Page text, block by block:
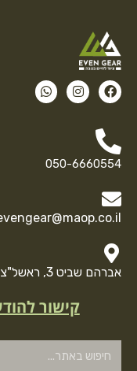
050-6660554
אברהם שביט 3, ראשל"צ מתחם עסקים "לב שורק"
קישור